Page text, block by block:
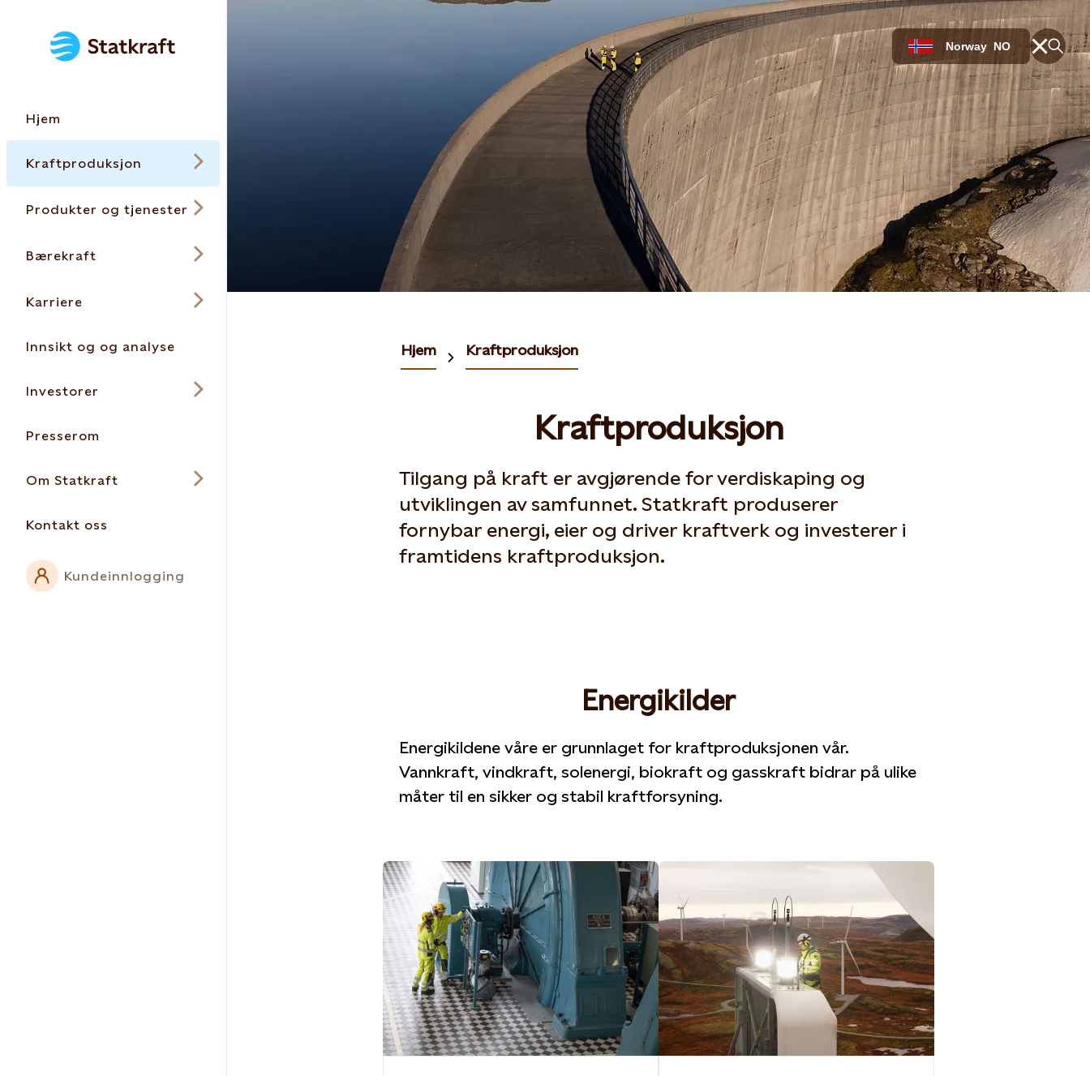
Hjem
Kraftproduksjon
Produkter og tjenester
Bærekraft
Karriere
Innsikt og og analyse
Investorer
Presserom
Om Statkraft
Kontakt oss
Kundeinnlogging
Norway NO
Hjem Kraftproduksjon
Kraftproduksjon
Tilgang på kraft er avgjørende for verdiskaping og
utviklingen av samfunnet. Statkraft produserer
fornybar energi, eier og driver kraftverk og investerer i
framtidens kraftproduksjon.
Energikilder
Energikildene våre er grunnlaget for kraftproduksjonen vår.
Vannkraft, vindkraft, solenergi, biokraft og gasskraft bidrar på ulike
måter til en sikker og stabil kraftforsyning.
Bitdalsdammen i Norge
Foto: Lars Petter Pettersen
Foto: Statkraft